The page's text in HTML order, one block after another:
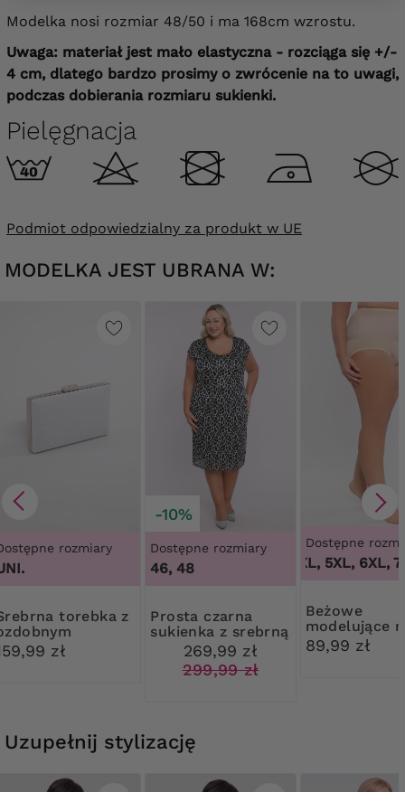
Modelka nosi rozmiar 48/50 i ma 168cm wzrostu.
Uwaga: materiał jest mało elastyczna - rozciąga się +/-
4 cm, dlatego bardzo prosimy o zwrócenie na to uwagi,
podczas dobierania rozmiaru sukienki.
Pielęgnacja
Podmiot odpowiedzialny za produkt w UE
MODELKA JEST UBRANA W:
rozmiary
z
zł
-10%
Dostępne rozmiary
46, 48
Prosta czarna
sukienka z srebrną
pajęczynką
269,99 zł
299,99 zł
Dostępne
3XL, 4XL, 5XL, 6XL,
Beżowe
modelujące
z wysokim
89,99 zł
Uzupełnij stylizację